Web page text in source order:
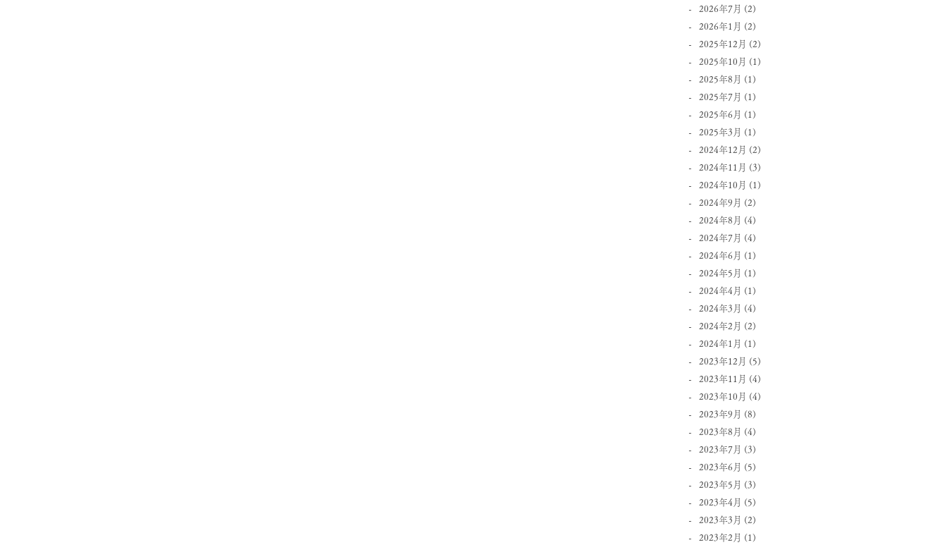
2026年7月 (2)
2026年1月 (2)
2025年12月 (2)
2025年10月 (1)
2025年8月 (1)
2025年7月 (1)
2025年6月 (1)
2025年3月 (1)
2024年12月 (2)
2024年11月 (3)
2024年10月 (1)
2024年9月 (2)
2024年8月 (4)
2024年7月 (4)
2024年6月 (1)
2024年5月 (1)
2024年4月 (1)
2024年3月 (4)
2024年2月 (2)
2024年1月 (1)
2023年12月 (5)
2023年11月 (4)
2023年10月 (4)
2023年9月 (8)
2023年8月 (4)
2023年7月 (3)
2023年6月 (5)
2023年5月 (3)
2023年4月 (5)
2023年3月 (2)
2023年2月 (1)